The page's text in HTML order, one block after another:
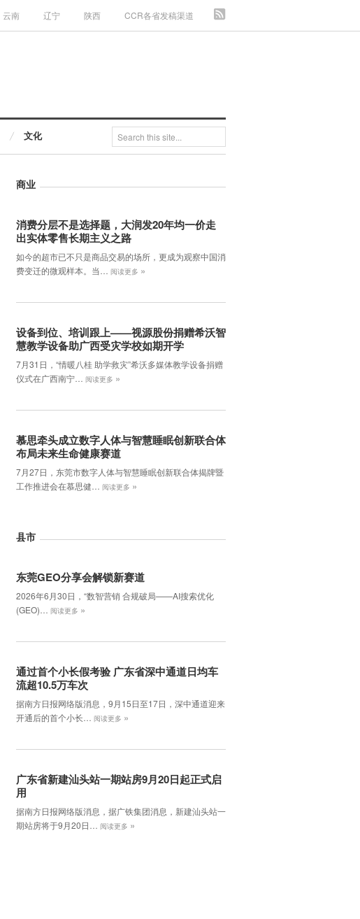
云南 辽宁 陕西 CCR各省发稿渠道
文化
商业
消费分层不是选择题，大润发20年均一价走
出实体零售长期主义之路
如今的超市已不只是商品交易的场所，更成为观察中国消
费变迁的微观样本。当…
阅读更多 »
设备到位、培训跟上——视源股份捐赠希沃智
慧教学设备助广西受灾学校如期开学
7月31日，“情暖八桂 助学救灾”希沃多媒体教学设备捐赠
仪式在广西南宁…
阅读更多 »
慕思牵头成立数字人体与智慧睡眠创新联合体
布局未来生命健康赛道
7月27日，东莞市数字人体与智慧睡眠创新联合体揭牌暨
工作推进会在慕思健…
阅读更多 »
县市
东莞GEO分享会解锁新赛道
2026年6月30日，‌“数智营销 合规破局——AI搜索优化
(GEO)…
阅读更多 »
通过首个小长假考验 广东省深中通道日均车
流超10.5万车次
据南方日报网络版消息，9月15日至17日，深中通道迎来
开通后的首个小长…
阅读更多 »
广东省新建汕头站一期站房9月20日起正式启
用
据南方日报网络版消息，据广铁集团消息，新建汕头站一
期站房将于9月20日…
阅读更多 »